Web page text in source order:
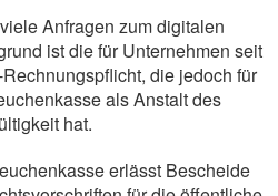
Anfragen zum digitalen
ist die für Unternehmen seit
die jedoch für
als Anstalt des
hat.
erlässt Bescheide